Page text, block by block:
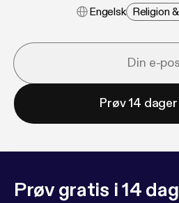
Engelsk Religion
Prøv 14
Prøv gratis i 14